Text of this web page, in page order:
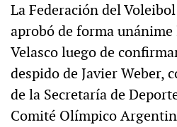
La Federación del
aprobó de forma
Velasco luego de
despido de Javier Weber,
de la Secretaría de
Comité Olímpico